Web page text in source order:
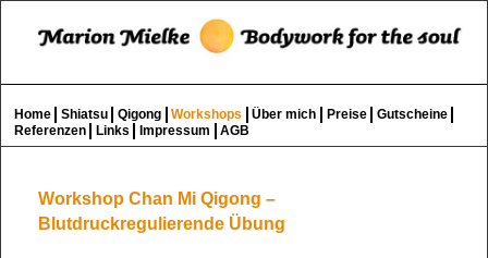
Hauptmenü
Zum Inhalt wechseln
Zum sekundären Inhalt wechseln
Home Shiatsu Qigong Workshops Über mich Preise
Gutscheine
Referenzen
Links Impressum AGB
Workshop Chan Mi Qigong –
Blutdruckregulierende Übung